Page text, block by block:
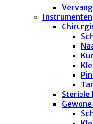
Instrumenten
Steriele